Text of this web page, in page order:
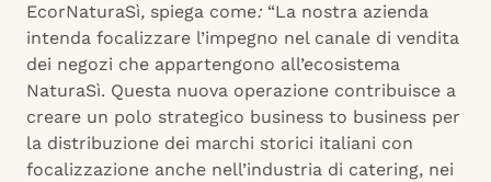
EcorNaturaSì, spiega come: “La nostra azienda
intenda focalizzare l’impegno nel canale di vendita
dei negozi che appartengono all’ecosistema
NaturaSì. Questa nuova operazione contribuisce a
creare un polo strategico business to business per
la distribuzione dei marchi storici italiani con
focalizzazione anche nell’industria di catering, nei